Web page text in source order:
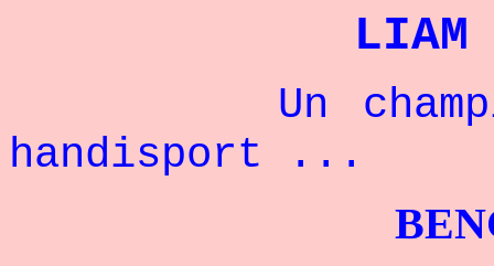
LIAM
Un champion
handisport ...